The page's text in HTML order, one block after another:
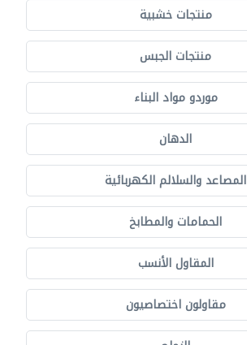
منتجات خشبية
منتجات الجبس
موردو مواد البناء
الدهان
المصاعد والسلالم الكهربائية
الحمامات والمطابخ
المقاول الأنسب
مقاولون اختصاصيون